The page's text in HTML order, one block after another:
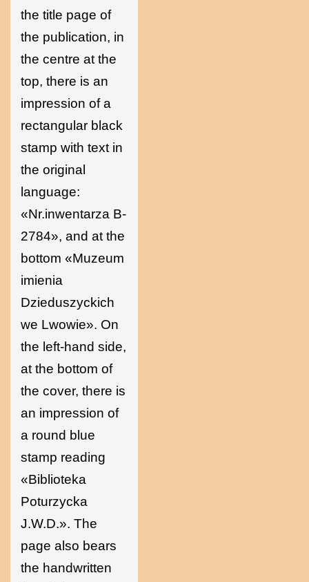
the title page of
the publication, in
the centre at the
top, there is an
impression of a
rectangular black
stamp with text in
the original
language:
«Nr.inwentarza B-
2784», and at the
bottom «Muzeum
imienia
Dzieduszyckich
we Lwowie». On
the left-hand side,
at the bottom of
the cover, there is
an impression of
a round blue
stamp reading
«Biblioteka
Poturzycka
J.W.D.». The
page also bears
the handwritten